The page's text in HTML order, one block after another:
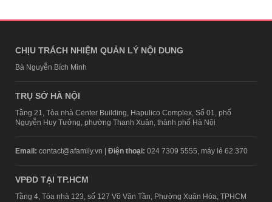
CHỊU TRÁCH NHIỆM QUẢN LÝ NỘI DUNG
Bà Nguyễn Bích Minh
TRỤ SỞ HÀ NỘI
Tầng 21, Tòa nhà Center Building, Hapulico Complex, Số 01, phố
Nguyễn Huy Tưởng, phường Thanh Xuân, thành phố Hà Nội
Email: contact@afamily.vn | Điện thoại: 024 7309 5555, máy lẻ 62.370
VPĐD TẠI TP.HCM
Tầng 4, Tòa nhà 123, số 127 Võ Văn Tần, Phường Xuân Hòa, TPHCM